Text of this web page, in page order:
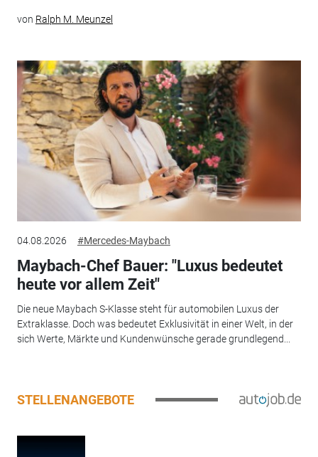
von Ralph M. Meunzel
04.08.2026 #Mercedes-Maybach
Maybach-Chef Bauer: "Luxus bedeutet
heute vor allem Zeit"
Die neue Maybach S-Klasse steht für automobilen Luxus der
Extraklasse. Doch was bedeutet Exklusivität in einer Welt, in der
sich Werte, Märkte und Kundenwünsche gerade grundlegend...
STELLENANGEBOTE